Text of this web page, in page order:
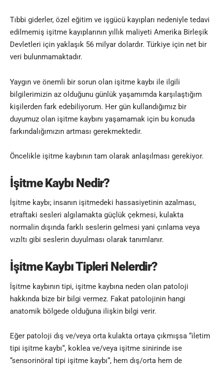
Tıbbi giderler, özel eğitim ve işgücü kayıpları nedeniyle tedavi
edilmemiş işitme kayıplarının yıllık maliyeti Amerika Birleşik
Devletleri için yaklaşık 56 milyar dolardır. Türkiye için net bir
veri bulunmamaktadır.
Yaygın ve önemli bir sorun olan işitme kaybı ile ilgili
bilgilerimizin az olduğunu günlük yaşamımda karşılaştığım
kişilerden fark edebiliyorum. Her gün kullandığımız bir
duyumuz olan işitme kaybını yaşamamak için bu konuda
farkındalığımızın artması gerekmektedir.
Öncelikle işitme kaybının tam olarak anlaşılması gerekiyor.
İşitme Kaybı Nedir?
İşitme kaybı; insanın işitmedeki hassasiyetinin azalması,
etraftaki sesleri algılamakta güçlük çekmesi, kulakta
normalin dışında farklı seslerin gelmesi yani çınlama veya
vızıltı gibi seslerin duyulması olarak tanımlanır.
İşitme Kaybı Tipleri Nelerdir?
İşitme kaybının tipi, işitme kaybına neden olan patoloji
hakkında bize bir bilgi vermez. Fakat patolojinin hangi
anatomik bölgede olduğuna ilişkin bilgi verir.
Eğer patoloji dış ve/veya orta kulakta ortaya çıkmışsa “iletim
tipi işitme kaybı“, koklea ve/veya işitme sinirinde ise
“sensorinöral tipi işitme kaybı“, hem dış/orta hem de